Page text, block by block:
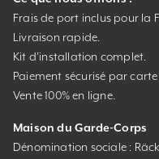
Frais de port inclus pour la
Livraison rapide.
Kit d’installation complet.
Paiement sécurisé par
Vente 100% en ligne.
Maison du Garde-Corps
Dénomination sociale :